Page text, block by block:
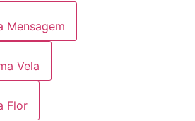
Mensagem
Vela
Flor